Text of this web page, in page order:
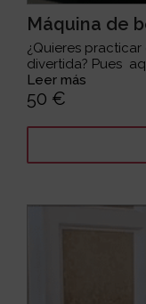
Máquina de
¿Quieres
divertida? Pues
Leer más
50 €